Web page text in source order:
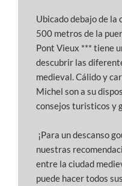
Ubicado debajo de la
500 metros de la
Pont Vieux *** tiene
descubrir las
medieval. Cálido y
Michel son a su
consejos turisticos y
¡Para un descanso
nuestras
entre la ciudad
puede hacer todos